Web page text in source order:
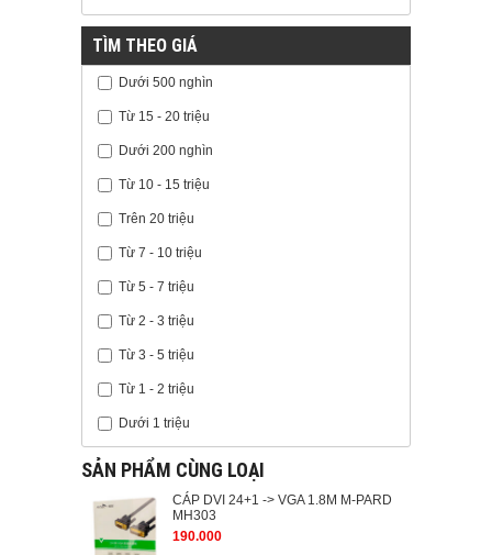
TÌM THEO GIÁ
Dưới 500 nghìn
Từ 15 - 20 triệu
Dưới 200 nghìn
Từ 10 - 15 triệu
Trên 20 triệu
Từ 7 - 10 triệu
Từ 5 - 7 triệu
Từ 2 - 3 triệu
Từ 3 - 5 triệu
Từ 1 - 2 triệu
Dưới 1 triệu
SẢN PHẨM CÙNG LOẠI
CÁP DVI 24+1 -> VGA 1.8M M-PARD
MH303
190.000